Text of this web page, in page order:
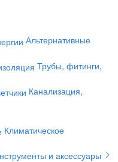
Альтернативные
Трубы, фитинги,
Канализация,
Климатическое
и аксессуары